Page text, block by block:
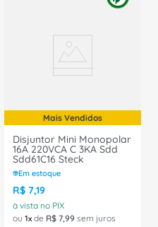
Mais Vendidos
Disjuntor Mini Monopolar
16A 220VCA C 3KA Sdd
Sdd61C16 Steck
Em estoque
R$ 7,19
à vista no PIX
ou 1 de R$ 7,99 sem juros